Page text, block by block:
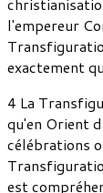
l'empereur
exactement
4 La
qu'en Orient
célébrations
est